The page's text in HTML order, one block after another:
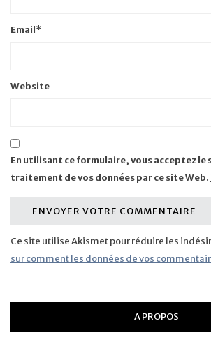
Email*
Website
En utilisant ce formulaire, vous acceptez le
traitement de vos données par ce site Web.
Ce site utilise Akismet pour réduire les
sur comment les données de vos
A PROPOS